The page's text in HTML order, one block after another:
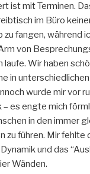
ist mit Terminen.
im Büro
zu fangen, während
von
Wir haben
in
wurde mir vor
es engte mich
in den immer
zu führen. Mir fehlte
und das
Wänden.